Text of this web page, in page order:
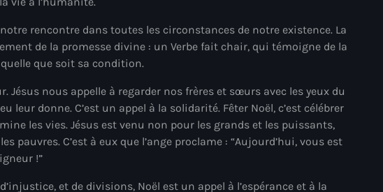
novembre 2024
octobre 2024
août 2024
juillet 2024
rencontre dans toutes les circonstances de notre existence. La
de la promesse divine : un Verbe fait chair, qui témoigne de la
que soit sa condition.
Jésus nous appelle à regarder nos frères et sœurs avec les yeux du
leur donne. C’est un appel à la solidarité. Fêter Noël, c’est célébrer
les vies. Jésus est venu non pour les grands et les puissants,
pauvres. C’est à eux que l’ange proclame : “Aujourd’hui, vous est
!”
et de divisions, Noël est un appel à l’espérance et à la